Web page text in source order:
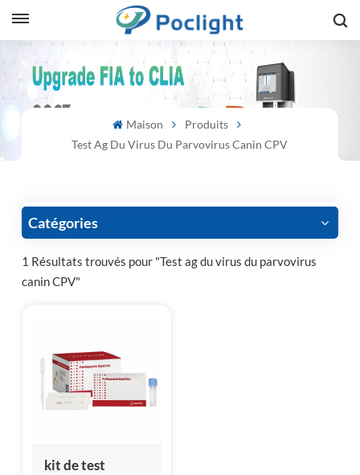
Maison
Produits
Test Ag Du Virus Du Parvovirus Canin CPV
Catégories
1 Résultats trouvés pour "Test ag du virus du parvovirus
canin CPV"
kit de test